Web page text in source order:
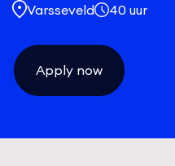
Varsseveld 40 uur
Apply now